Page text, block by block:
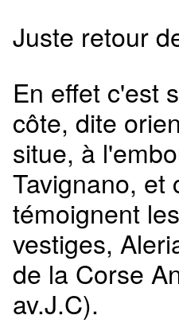
Juste retour
En effet c'est
côte, dite
situe, à
Tavignano, et
témoignent
vestiges,
de la Corse
av.J.C).